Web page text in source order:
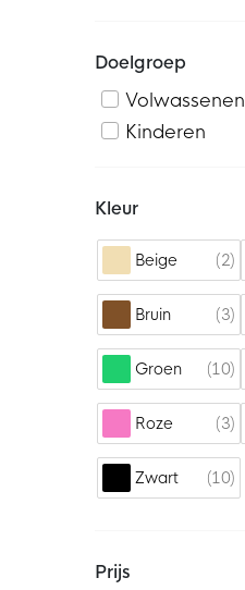
Doelgroep
Volwassenen
Kinderen
Kleur
Beige 2
Bruin 3
Groen 10
Roze 3
Zwart 10
Prijs